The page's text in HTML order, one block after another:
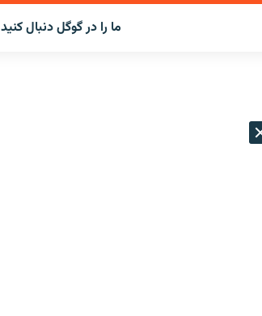
ما را در گوگل دنبال کنید